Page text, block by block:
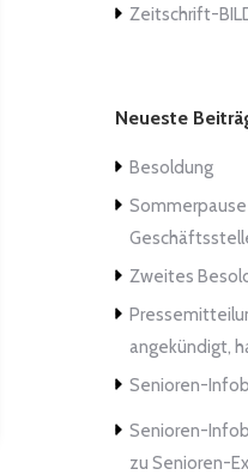
Zeitschrift-
Neueste
Besoldung
Zweites
angekündigt,
Senioren-
Senioren-
zu Senioren-